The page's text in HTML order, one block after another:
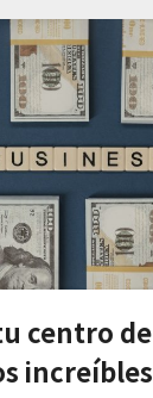
centro